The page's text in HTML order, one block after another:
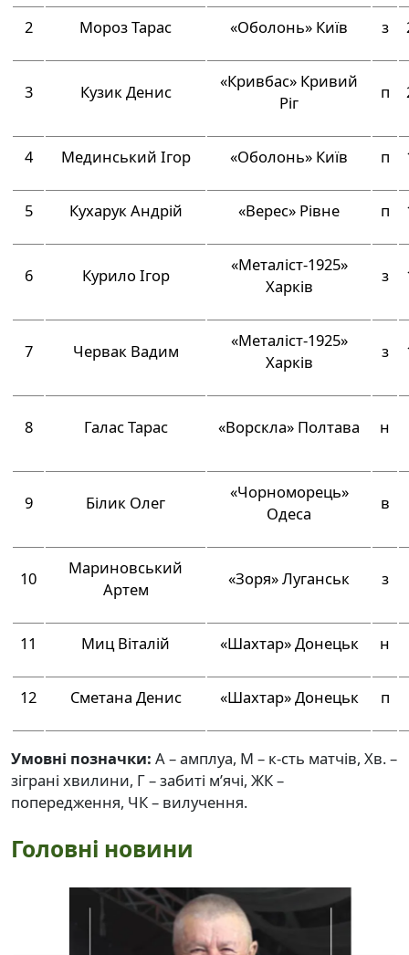
2 Мороз Тарас «Оболонь» Київ з
3 Кузик Денис
«Кривбас» Кривий
Ріг
п
4 Мединський Ігор «Оболонь» Київ п
5 Кухарук Андрій «Верес» Рівне п
6 Курило Ігор
«Металіст-1925»
Харків
з
7 Червак Вадим
«Металіст-1925»
Харків
з
8 Галас Тарас «Ворскла» Полтава н
9 Білик Олег
«Чорноморець»
Одеса
в
10
Мариновський
Артем
«Зоря» Луганськ з
11 Миц Віталій «Шахтар» Донецьк н
12 Сметана Денис «Шахтар» Донецьк п
Умовні позначки: А – амплуа, М – к-сть матчів, Хв. –
зіграні хвилини, Г – забиті м’ячі, ЖК –
попередження, ЧК – вилучення.
Головні новини